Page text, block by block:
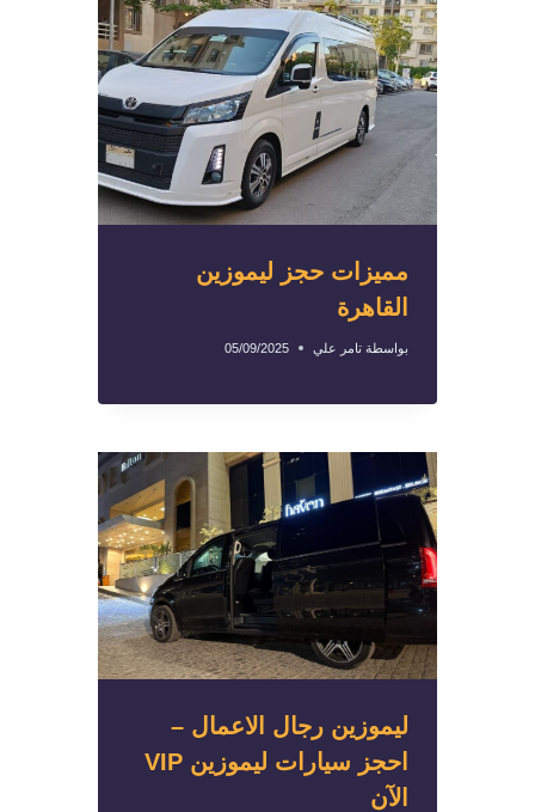
مميزات حجز ليموزين
القاهرة
بواسطة تامر علي 05/09/2025
ليموزين رجال الاعمال –
احجز سيارات ليموزين VIP
الآن